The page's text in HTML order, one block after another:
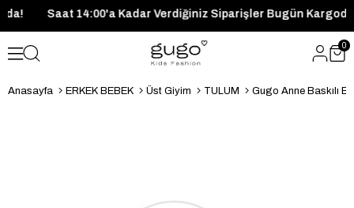
Saat 14:00'a Kadar Verdiğiniz Siparişler Bugün
0
Anasayfa ERKEK BEBEK Üst Giyim TULUM Gugo Anne Baskılı